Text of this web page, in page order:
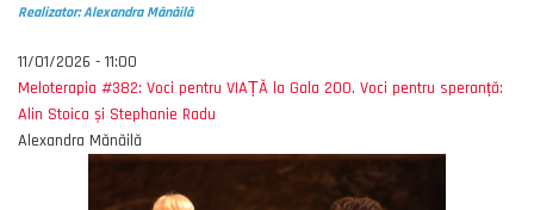
Realizator: Alexandra Mănăilă
11/01/2026 - 11:00
Meloterapia #382: Voci pentru VIAȚĂ la Gala 200. Voci pentru speranță:
Alin Stoica și Stephanie Radu
Alexandra Mănăilă